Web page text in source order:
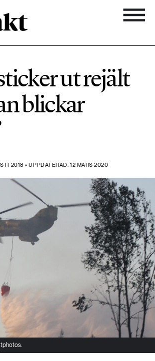
ut rejält
blickar
2018 • UPPDATERAD: 12 MARS 2020